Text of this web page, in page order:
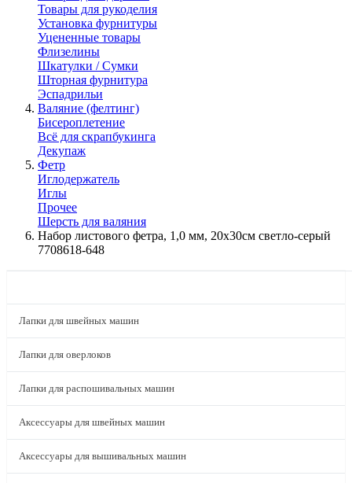
Товары для рукоделия
Установка фурнитуры
Уцененные товары
Флизелины
Шкатулки / Сумки
Шторная фурнитура
Эспадрильи
Валяние (фелтинг)
Бисероплетение
Всё для скрапбукинга
Декупаж
Фетр
Иглодержатель
Иглы
Прочее
Шерсть для валяния
Набор листового фетра, 1,0 мм, 20х30см светло-серый
7708618-648
Лапки для швейных машин
Лапки для оверлоков
Лапки для распошивальных машин
Аксессуары для швейных машин
Аксессуары для вышивальных машин